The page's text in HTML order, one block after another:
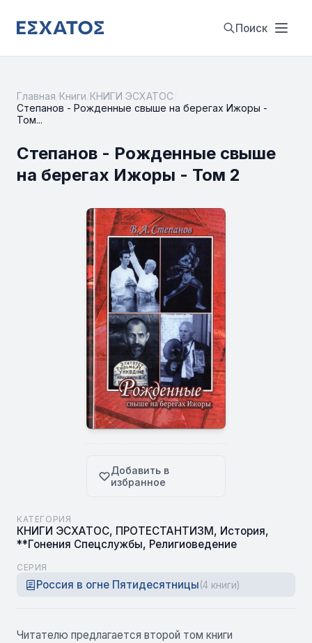
Поиск
Главная Книги КНИГИ ЭСХАТОС
Степанов - Рожденные свыше на берегах Ижоры -
Том...
Степанов - Рожденные свыше
на берегах Ижоры - Том 2
Добавить в
избранное
КАТЕГОРИЯ
КНИГИ ЭСХАТОС, ПРОТЕСТАНТИЗМ , История,
**Гонения Спецслужбы, Религиоведение
СЕРИЯ
Россия в огне Пятидесятницы(4 книги)
Читателю предлагается второй том книги